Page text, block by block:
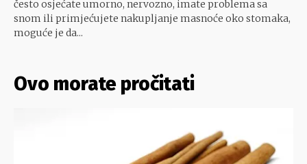
često osjećate umorno, nervozno, imate problema sa
snom ili primjećujete nakupljanje masnoće oko stomaka,
moguće je da...
Ovo morate pročitati